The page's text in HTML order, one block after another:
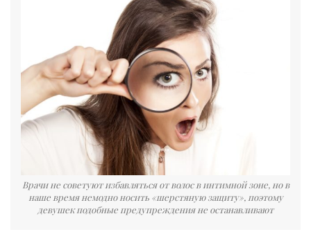
Врачи не советуют избавляться от волос в интимной зоне, но в
наше время немодно носить «шерстяную защиту», поэтому
девушек подобные предупреждения не останавливают